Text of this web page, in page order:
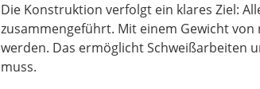
Die Konstruktion verfolgt ein klares Ziel:
zusammengeführt. Mit einem Gewicht
werden. Das ermöglicht Schweißarbeiten
muss.